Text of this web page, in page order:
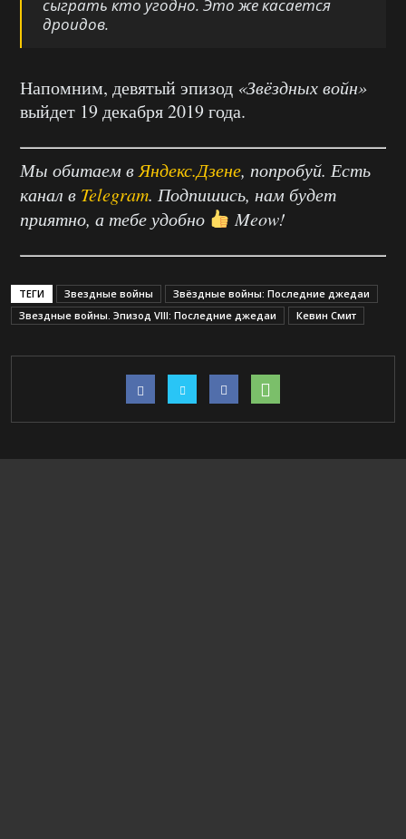
сыграть кто угодно. Это же касается
дроидов.
Напомним, девятый эпизод «Звёздных войн»
выйдет 19 декабря 2019 года.
Мы обитаем в Яндекс.Дзене, попробуй. Есть
канал в Telegram. Подпишись, нам будет
приятно, а тебе удобно
Meow!
ТЕГИ Звездные войны
Звёздные войны: Последние джедаи
Звездные войны. Эпизод VIII: Последние джедаи
Кевин Смит